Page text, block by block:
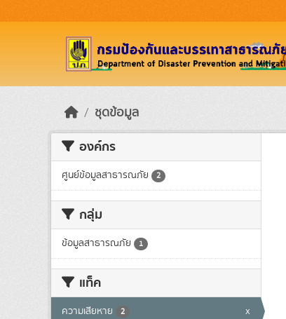
ชุดข้อมูล
องค์กร
ศูนย์ข้อมูลสาธารณภัย 2
กลุ่ม
ข้อมูลสาธารณภัย 1
แท็ค
ความเสียหาย 2 x